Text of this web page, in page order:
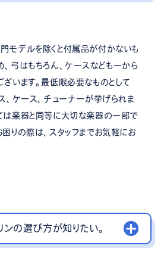
モデルを除くと付属品が付かないも
、弓はもちろん、ケースなども一から
います。最低限必要なものとして
、ケース、チューナーが挙げられま
は楽器と同等に大切な楽器の一部で
りの際は、スタッフまでお気軽にお
の選び方が知りたい。